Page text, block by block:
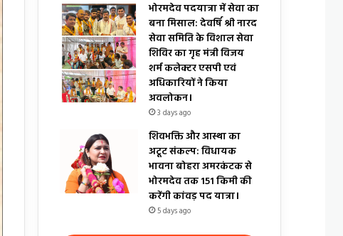
भोरमदेव पदयात्रा में सेवा का
बना मिसाल: देवर्षि श्री नारद
सेवा समिति के विशाल सेवा
शिविर का गृह मंत्री विजय
शर्म कलेक्टर एसपी एवं
अधिकारियों ने किया
अवलोकन।
3 days ago
शिवभक्ति और आस्था का
अटूट संकल्प: विधायक
भावना बोहरा अमरकंटक से
भोरमदेव तक 151 किमी की
करेंगी कांवड़ पद यात्रा।
5 days ago